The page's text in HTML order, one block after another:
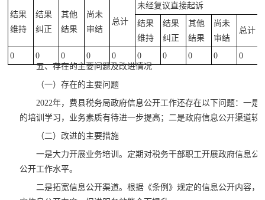
结果
维持
结果
纠正
其他
结果
尚未
审结
总计
未经复议直接起诉
结果
维持
结果
纠正
其他
结果
尚未
审结
总计
0
0 0 0 0 0 0 0 0 0
五、存在的主要问题及改进情况
（一）存在的主要问题
2022年，费县税务局政府信息公开工作还存在以下问题：一是
的培训学习，业务素质有待进一步提高；二是政府信息公开渠道较
（二）改进的主要措施
一是大力开展业务培训。定期对税务干部职工开展政府信息公
公开工作水平。
二是拓宽信息公开渠道。根据《条例》规定的信息公开内容，